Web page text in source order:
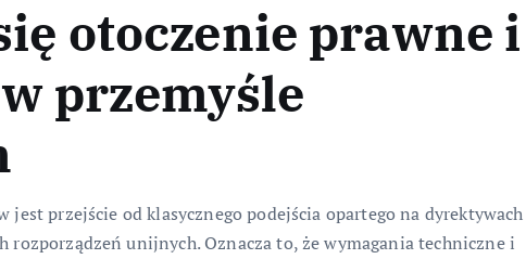
otoczenie prawne i
przemyśle
jest przejście od klasycznego podejścia opartego na dyrektywach
rozporządzeń unijnych. Oznacza to, że wymagania techniczne i